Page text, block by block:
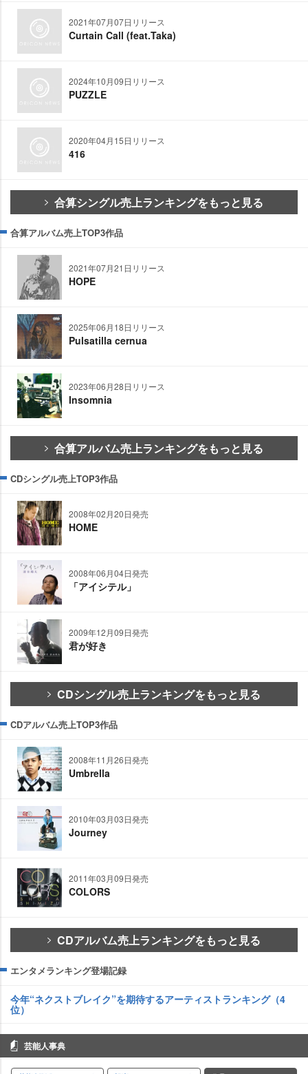
2021年07月07日リリース
Curtain Call (feat.Taka)
2024年10月09日リリース
PUZZLE
2020年04月15日リリース
416
合算シングル売上ランキングをもっと見る
合算アルバム売上TOP3作品
2021年07月21日リリース
HOPE
2025年06月18日リリース
Pulsatilla cernua
2023年06月28日リリース
Insomnia
合算アルバム売上ランキングをもっと見る
CDシングル売上TOP3作品
2008年02月20日発売
HOME
2008年06月04日発売
「アイシテル」
2009年12月09日発売
君が好き
CDシングル売上ランキングをもっと見る
CDアルバム売上TOP3作品
2008年11月26日発売
Umbrella
2010年03月03日発売
Journey
2011年03月09日発売
COLORS
CDアルバム売上ランキングをもっと見る
エンタメランキング登場記録
今年“ネクストブレイク”を期待するアーティストランキング（4
位）
芸能人事典